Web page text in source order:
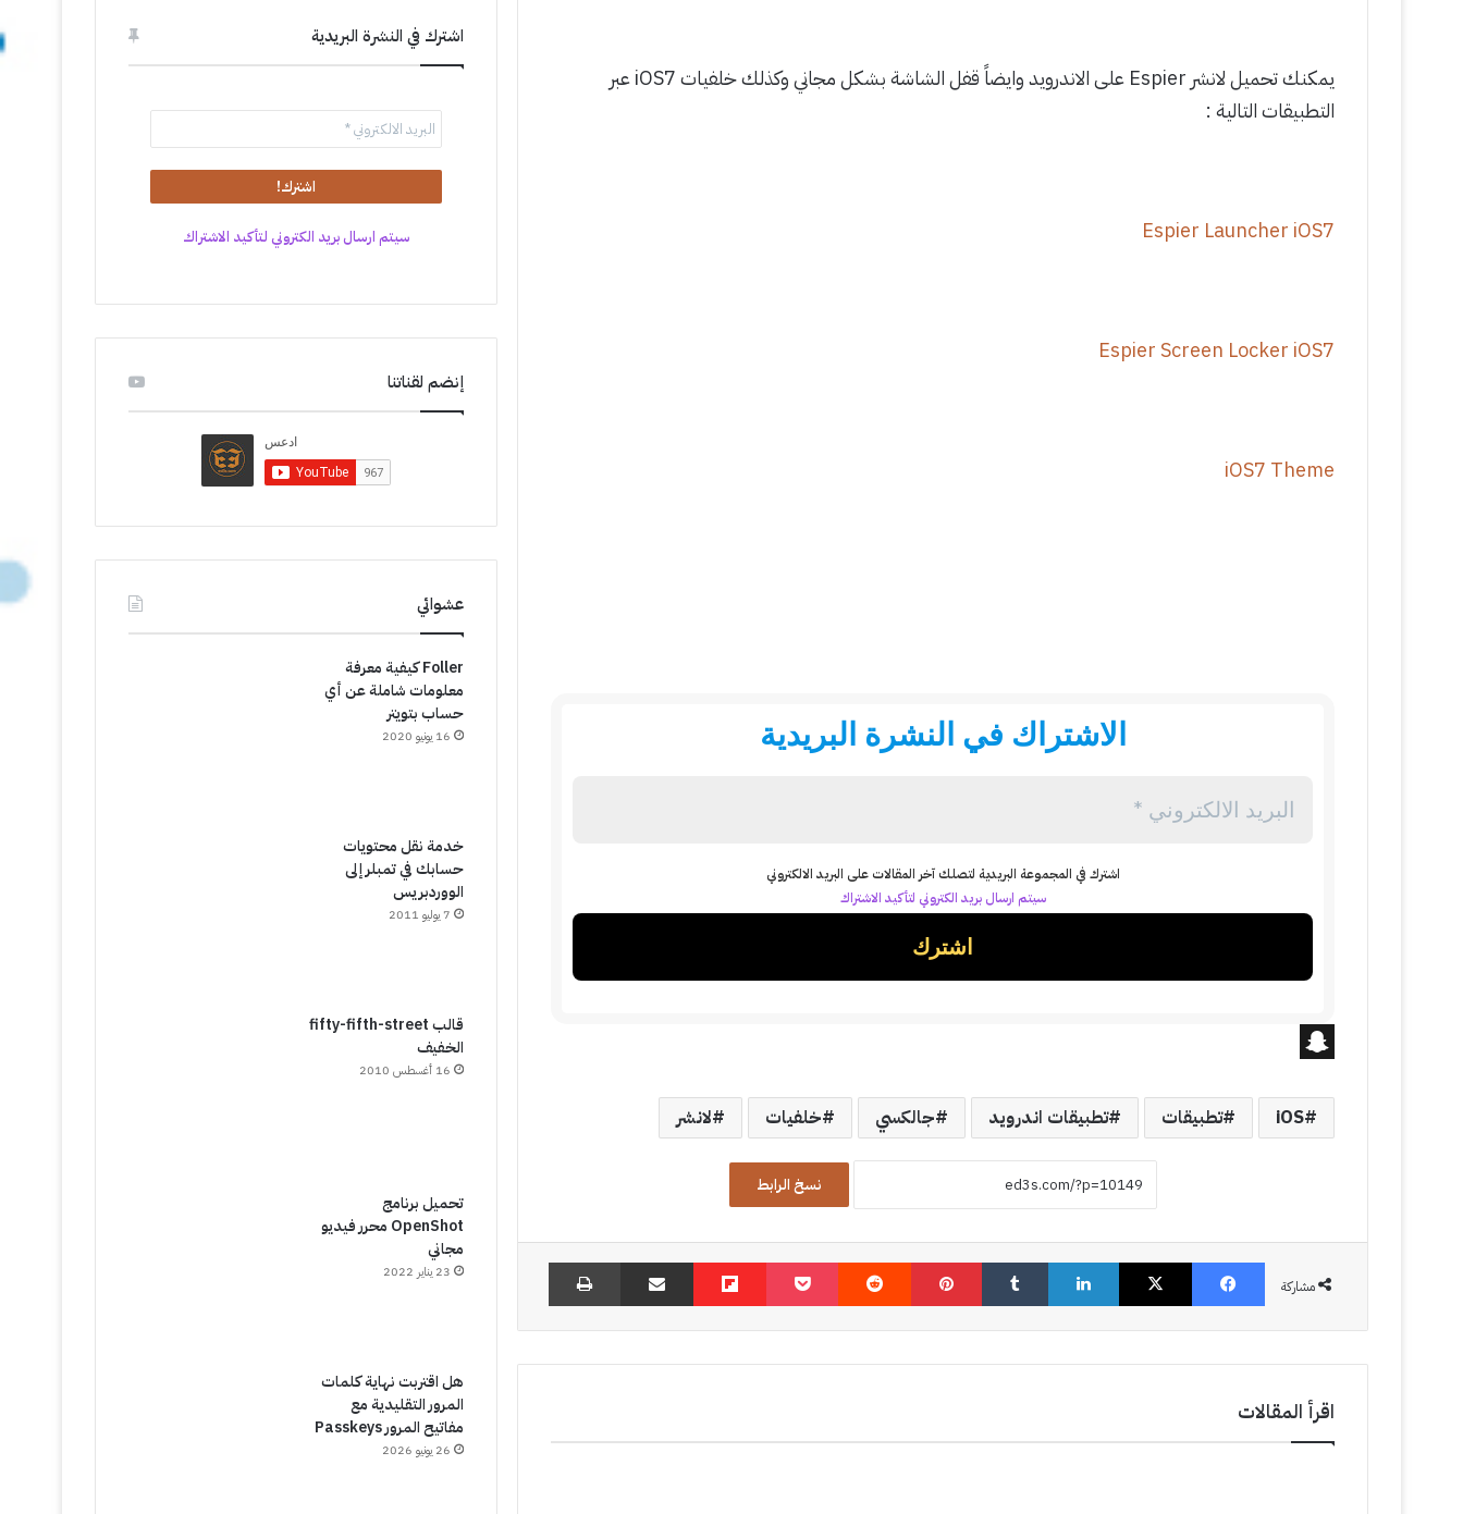
يمكنك تحميل لانشر Espier على الاندرويد وايضاً قفل الشاشة بشكل مجاني وكذلك خلفيات iOS7 عبر
التطبيقات التالية :
Espier Launcher iOS7
Espier Screen Locker iOS7
iOS7 Theme
الاشتراك في النشرة البريدية
اشترك في المجموعة البريدية لتصلك آخر المقالات على البريد الالكتروني
سيتم ارسال بريد الكتروني لتأكيد الاشتراك
a
h
a
iOS تطبيقات تطبيقات اندرويد جالكسي خلفيات لانشر
نسخ الرابط
مشاركة
فيسبوك ‫X لينكدإن ‏Tumblr بينتيريست ‏Reddit
‫Pocket
Flipboard مشاركة عبر البريد
اقرأ المقالات
اشترك في النشرة البريدية
سيتم ارسال بريد الكتروني لتأكيد الاشتراك
إنضم لقناتنا
عشوائي
Foller كيفية معرفة
معلومات شاملة عن أي
حساب بتويتر
16 يونيو 2020
خدمة نقل محتويات
حسابك في تمبلر إلى
الووردبريس
7 يوليو 2011
قالب fifty-fifth-street
الخفيف
16 أغسطس 2010
تحميل برنامج
OpenShot محرر فيديو
مجاني
23 يناير 2022
هل اقتربت نهاية كلمات
المرور التقليدية مع
مفاتيح المرور Passkeys
26 يونيو 2026